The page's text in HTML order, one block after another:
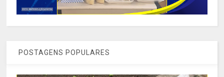
POSTAGENS POPULARES